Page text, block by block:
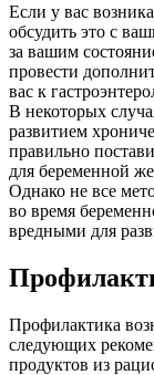
Если у вас
обсудить это с
за вашим
провести
вас к
В некоторых
развитием
правильно
для беременной
Однако не все
во время
вредными для
Профилактика
следующих
продуктов из